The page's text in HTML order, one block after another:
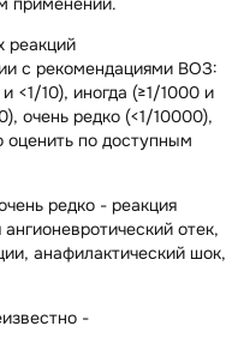
реакций
с рекомендациями ВОЗ:
<1/10), иногда (≥1/1000 и
очень редко (<1/10000),
оценить по доступным
редко - реакция
отек,
анафилактический шок,
-